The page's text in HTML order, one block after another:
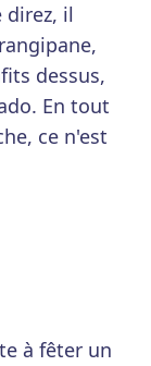
direz, il
dessus,
En tout
ce n'est
à fêter un